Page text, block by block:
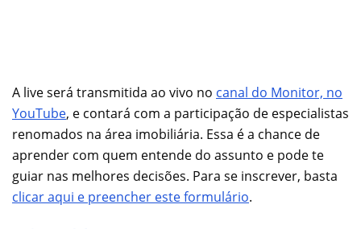
A live será transmitida ao vivo no canal do Monitor, no
YouTube, e contará com a participação de especialistas
renomados na área imobiliária. Essa é a chance de
aprender com quem entende do assunto e pode te
guiar nas melhores decisões. Para se inscrever, basta
clicar aqui e preencher este formulário.